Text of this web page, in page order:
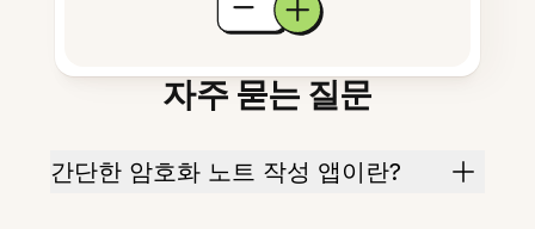
자주 묻는 질문
간단한 암호화 노트 작성 앱이란?